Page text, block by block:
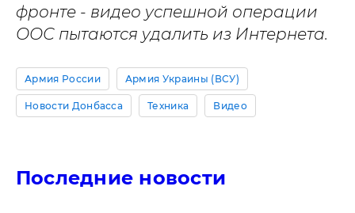
фронте - видео успешной операции
ООС пытаются удалить из Интернета.
Армия России Армия Украины (ВСУ)
Новости Донбасса Техника Видео
Последние новости